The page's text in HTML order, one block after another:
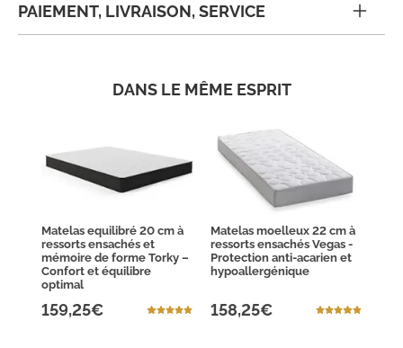
PAIEMENT, LIVRAISON, SERVICE
DANS LE MÊME ESPRIT
Matelas equilibré 20 cm à
ressorts ensachés et
mémoire de forme Torky –
Confort et équilibre
optimal
159,25€
Matelas moelleux 22 cm à
ressorts ensachés Vegas -
Protection anti-acarien et
hypoallergénique
158,25€